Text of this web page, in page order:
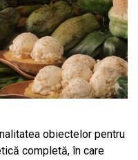
obiectelor pentru
completă, în care